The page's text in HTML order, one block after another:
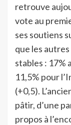
retrouve
vote au
ses soutiens
que les
stables : 17%
11,5% pour
(+0,5).
pâtir, d’une
propos à